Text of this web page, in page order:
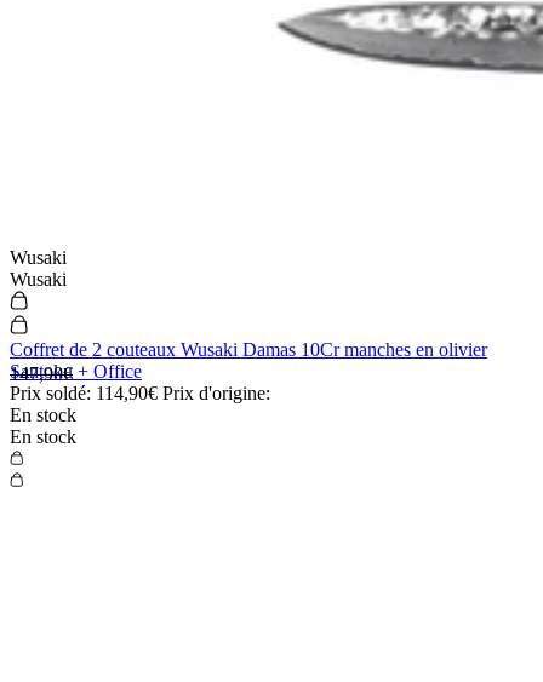
Wusaki
Wusaki
Coffret de 2 couteaux Wusaki Damas 10Cr manches en olivier
Santoku + Office
Prix soldé: 114,90€ Prix d'origine:
147,90€
En stock
En stock